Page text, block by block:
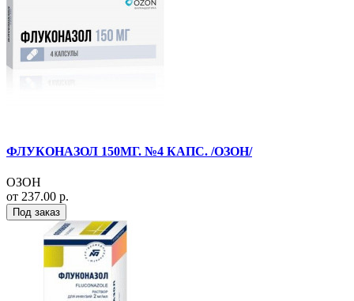
ФЛУКОНАЗОЛ 150МГ. №4 КАПС. /ОЗОН/
ОЗОН
от 237.00 р.
Под заказ